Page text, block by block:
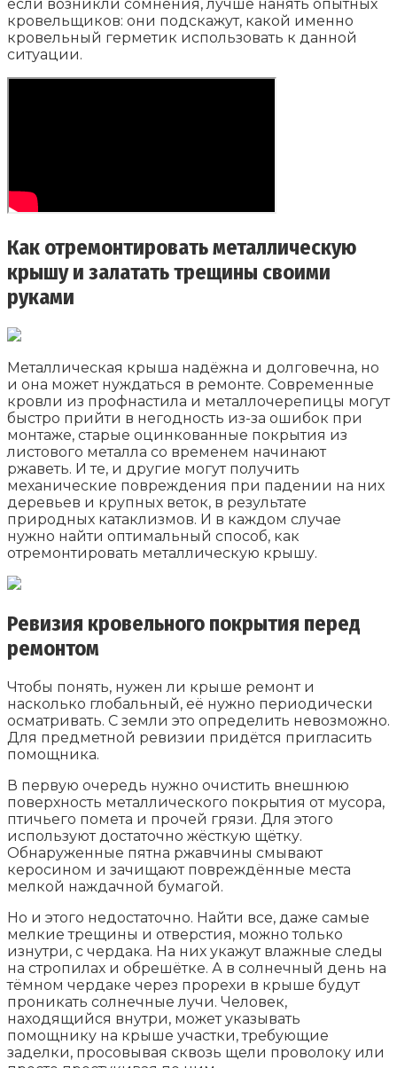
если возникли сомнения, лучше нанять опытных
кровельщиков: они подскажут, какой именно
кровельный герметик использовать к данной
ситуации.
Как отремонтировать металлическую
крышу и залатать трещины своими
руками
Металлическая крыша надёжна и долговечна, но
и она может нуждаться в ремонте. Современные
кровли из профнастила и металлочерепицы могут
быстро прийти в негодность из-за ошибок при
монтаже, старые оцинкованные покрытия из
листового металла со временем начинают
ржаветь. И те, и другие могут получить
механические повреждения при падении на них
деревьев и крупных веток, в результате
природных катаклизмов. И в каждом случае
нужно найти оптимальный способ, как
отремонтировать металлическую крышу.
Ревизия кровельного покрытия перед
ремонтом
Чтобы понять, нужен ли крыше ремонт и
насколько глобальный, её нужно периодически
осматривать. С земли это определить невозможно.
Для предметной ревизии придётся пригласить
помощника.
В первую очередь нужно очистить внешнюю
поверхность металлического покрытия от мусора,
птичьего помета и прочей грязи. Для этого
используют достаточно жёсткую щётку.
Обнаруженные пятна ржавчины смывают
керосином и зачищают повреждённые места
мелкой наждачной бумагой.
Но и этого недостаточно. Найти все, даже самые
мелкие трещины и отверстия, можно только
изнутри, с чердака. На них укажут влажные следы
на стропилах и обрешётке. А в солнечный день на
тёмном чердаке через прорехи в крыше будут
проникать солнечные лучи. Человек,
находящийся внутри, может указывать
помощнику на крыше участки, требующие
заделки, просовывая сквозь щели проволоку или